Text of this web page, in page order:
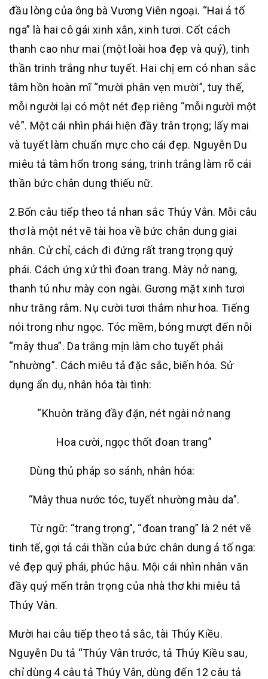
đầu lòng của ông bà Vương Viên ngoại. “Hai ả tố
nga” là hai cô gái xinh xắn, xinh tươi. Cốt cách
thanh cao như mai (một loài hoa đẹp và quý), tinh
thần trinh trắng như tuyết. Hai chị em có nhan sắc
tâm hồn hoàn mĩ “mười phân vẹn mười”, tuy thế,
mỗi người lại có một nét đẹp riêng “mỗi ngườì một
vẻ”. Một cái nhìn phái hiện đầy trân trọng; lấy mai
và tuyết làm chuẩn mực cho cái đẹp. Nguyễn Du
miêu tả tâm hổn trong sáng, trinh trắng làm rõ cái
thần bức chân dung thiếu nữ.
2.Bốn câu tiếp theo tả nhan sắc Thúy Vân. Mỗi câu
thơ là một nét vẽ tài hoa về bức chân dung giai
nhân. Cử chỉ, cách đi đứng rất trang trọng quý
phái. Cách ứng xử thì đoan trang. Mày nở nang,
thanh tú như mày con ngài. Gương mặt xinh tươi
như trăng rằm. Nụ cười tươi thắm như hoa. Tiếng
nói trong như ngọc. Tóc mềm, bóng mượt đến nỗi
“mây thua”. Da trắng mịn làm cho tuyết phải
“nhường”. Cách miêu tả đặc sắc, biến hóa. Sử
dụng ẩn dụ, nhân hóa tài tình:
“Khuôn trăng đầy đặn, nét ngài nở nang
Hoa cười, ngọc thốt đoan trang”
Dùng thủ pháp so sánh, nhân hóa:
“Mây thua nước tóc, tuyết nhường màu da”.
Từ ngữ: “trang trọng”, “đoan trang” là 2 nét vẽ
tinh tế, gợi tả cái thần của bức chân dung ả tố nga:
vẻ đẹp quý phái, phúc hậu. Mội cái nhìn nhân văn
đầy quý mến trân trọng của nhà thơ khi miêu tả
Thúy Vân.
Mười hai câu tiếp theo tả sắc, tài Thúy Kiều.
Nguyễn Du tả “Thúy Vân trước, tả Thúy Kiều sau,
chỉ dùng 4 câu tả Thúy Vân, dùng đến 12 câu tả